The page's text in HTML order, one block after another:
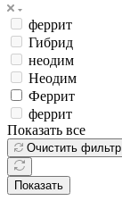
феррит
Гибрид
неодим
Неодим
Феррит
феррит
Показать все
Очистить фильтр
Показать